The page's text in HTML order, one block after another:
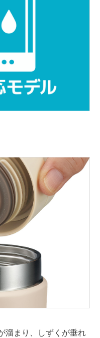
溜まり、しずくが垂れ